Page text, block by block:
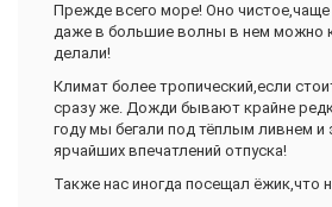
Прежде всего море! Оно чистое,чаще
даже в большие волны в нем можно
делали!
Климат более тропический,если
сразу же. Дожди бывают крайне
году мы бегали под тёплым ливнем и
ярчайших впечатлений отпуска!
Также нас иногда посещал ёжик,что